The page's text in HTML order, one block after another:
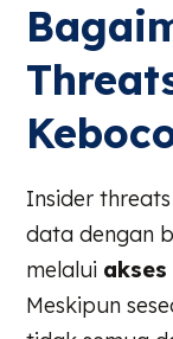
Insider
data dengan
melalui
Meskipun